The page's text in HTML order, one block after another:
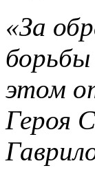
«За
борьбы
этом
Героя